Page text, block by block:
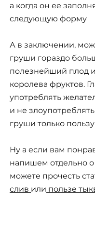
а когда он ее
следующую форму
А в заключении,
груши гораздо
полезнейший плод
королева фруктов.
употреблять
и не
груши только
Ну а если вам
напишем отдельно
можете прочесть
слив или пользе